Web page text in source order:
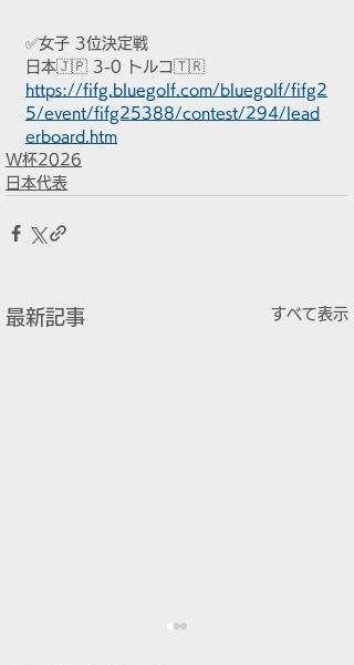
✅女子 3位決定戦
日本🇯🇵 3-0 トルコ🇹🇷
https://fifg.bluegolf.com/bluegolf/fifg2
5/event/fifg25388/contest/294/lead
erboard.htm
W杯2026
日本代表
最新記事 すべて表示